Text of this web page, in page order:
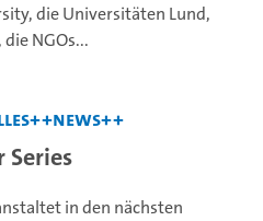
die Universitäten Lund,
NGOs...
Series
in den nächsten